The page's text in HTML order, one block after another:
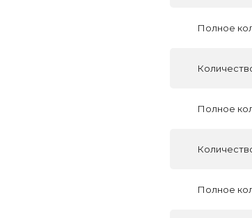
Полное
Полное
Полное